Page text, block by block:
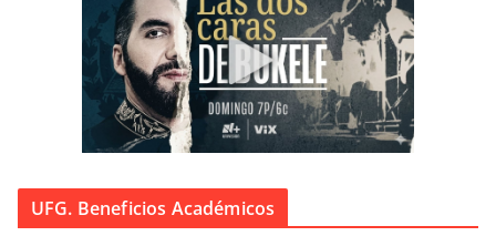
UFG. Beneficios Académicos